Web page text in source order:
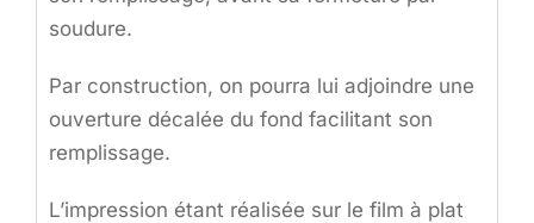
soudure.
Par construction, on pourra lui adjoindre une
ouverture décalée du fond facilitant son
remplissage.
L’impression étant réalisée sur le film à plat